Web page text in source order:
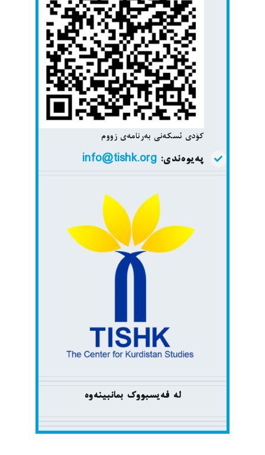
کۆدی ئسکەنی بەرنامەی زووم
پەیوەندی:info@tishk.org
لە فەیسبووک بمانبینەوە